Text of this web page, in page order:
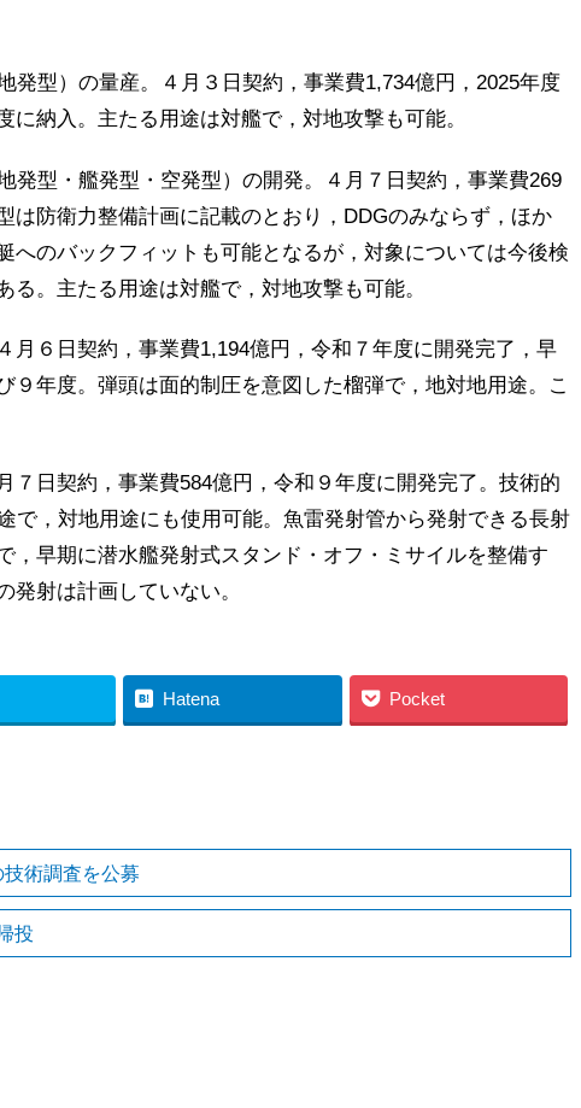
型）の量産。４月３日契約，事業費1,734億円，2025年度
に納入。主たる用途は対艦で，対地攻撃も可能。
型・艦発型・空発型）の開発。４月７日契約，事業費269
は防衛力整備計画に記載のとおり，DDGのみならず，ほか
へのバックフィットも可能となるが，対象については今後検
。主たる用途は対艦で，対地攻撃も可能。
６日契約，事業費1,194億円，令和７年度に開発完了，早
９年度。弾頭は面的制圧を意図した榴弾で，地対地用途。こ
日契約，事業費584億円，令和９年度に開発完了。技術的
で，対地用途にも使用可能。魚雷発射管から発射できる長射
，早期に潜水艦発射式スタンド・オフ・ミサイルを整備す
発射は計画していない。
Hatena Pocket
術調査を公募
投